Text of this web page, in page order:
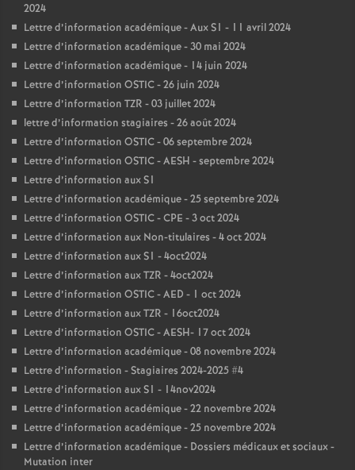
2024
Lettre d’information académique - Aux S1 - 11 avril 2024
Lettre d’information académique - 30 mai 2024
Lettre d’information académique - 14 juin 2024
Lettre d’information OSTIC - 26 juin 2024
Lettre d’information TZR - 03 juillet 2024
lettre d’information stagiaires - 26 août 2024
Lettre d’information OSTIC - 06 septembre 2024
Lettre d’information OSTIC - AESH - septembre 2024
Lettre d’information aux S1
Lettre d’information académique - 25 septembre 2024
Lettre d’information OSTIC - CPE - 3 oct 2024
Lettre d’information aux Non-titulaires - 4 oct 2024
Lettre d’information aux S1 - 4oct2024
Lettre d’information aux TZR - 4oct2024
Lettre d’information OSTIC - AED - 1 oct 2024
Lettre d’information aux TZR - 16oct2024
Lettre d’information OSTIC - AESH- 17 oct 2024
Lettre d’information académique - 08 novembre 2024
Lettre d’information - Stagiaires 2024-2025 #4
Lettre d’information aux S1 - 14nov2024
Lettre d’information académique - 22 novembre 2024
Lettre d’information académique - 25 novembre 2024
Lettre d’information académique - Dossiers médicaux et sociaux -
Mutation inter